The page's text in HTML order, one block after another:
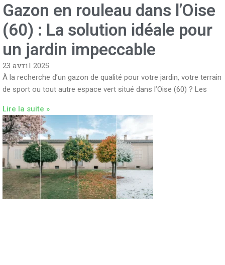
Gazon en rouleau dans l’Oise
(60) : La solution idéale pour
un jardin impeccable
23 avril 2025
À la recherche d’un gazon de qualité pour votre jardin, votre terrain
de sport ou tout autre espace vert situé dans l’Oise (60) ? Les
Lire la suite »